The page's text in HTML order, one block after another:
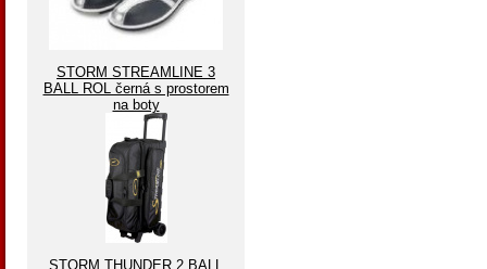
STORM STREAMLINE 3
BALL ROL černá s prostorem
na boty
STORM THUNDER 2 BALL